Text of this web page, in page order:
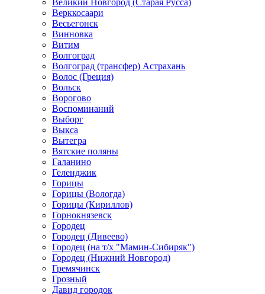
Великий Новгород (Старая Русса)
Верккосаари
Весьегонск
Винновка
Витим
Волгоград
Волгоград (трансфер) Астрахань
Волос (Греция)
Вольск
Ворогово
Воспоминаний
Выборг
Выкса
Вытегра
Вятские поляны
Галанино
Геленджик
Горицы
Горицы (Вологда)
Горицы (Кириллов)
Горнокнязевск
Городец
Городец (Дивеево)
Городец (на т/х "Мамин-Сибиряк")
Городец (Нижний Новгород)
Гремячинск
Грозный
Давид городок